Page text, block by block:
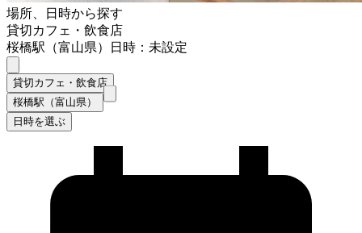
場所、日時から探す
貸切カフェ・飲食店
桜橋駅（富山県）
日時：未設定
貸切カフェ・飲食店
桜橋駅（富山県）
日時を選ぶ